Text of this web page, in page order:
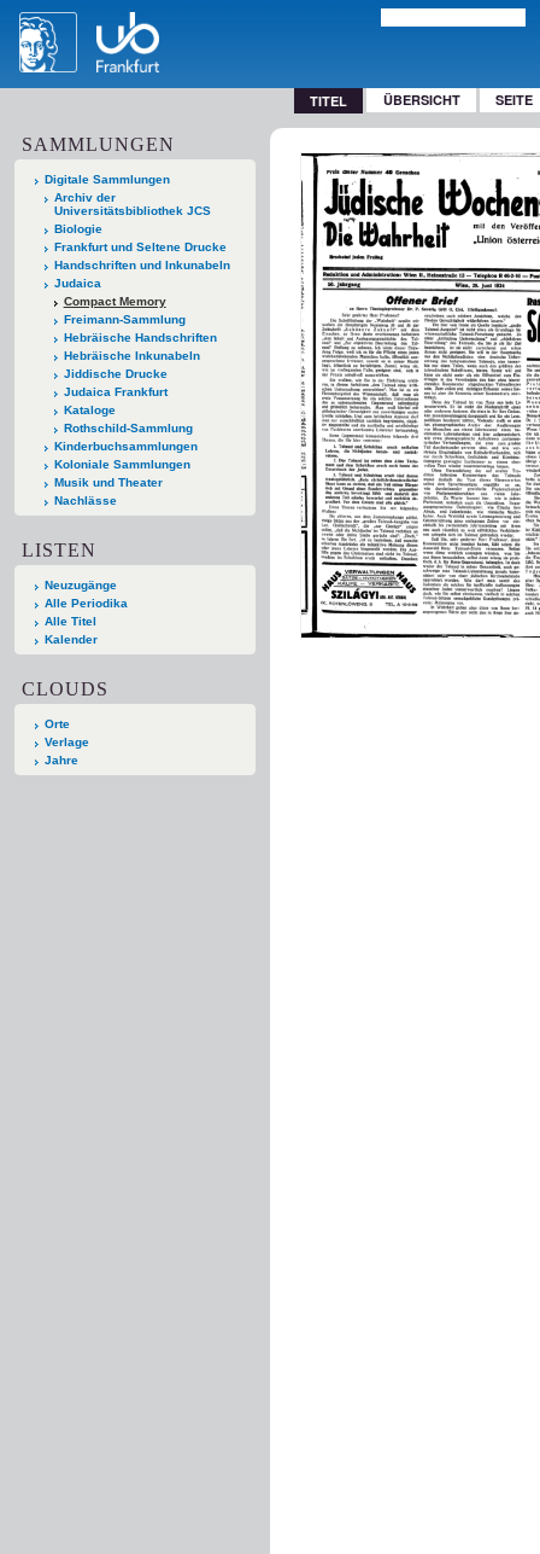
TITEL ÜBERSICHT SEITE
SAMMLUNGEN
Digitale Sammlungen
Archiv der
Universitätsbibliothek JCS
Biologie
Frankfurt und Seltene Drucke
Handschriften und Inkunabeln
Judaica
Compact Memory
Freimann-Sammlung
Hebräische Handschriften
Hebräische Inkunabeln
Jiddische Drucke
Judaica Frankfurt
Kataloge
Rothschild-Sammlung
Kinderbuchsammlungen
Koloniale Sammlungen
Musik und Theater
Nachlässe
LISTEN
Neuzugänge
Alle Periodika
Alle Titel
Kalender
CLOUDS
Orte
Verlage
Jahre